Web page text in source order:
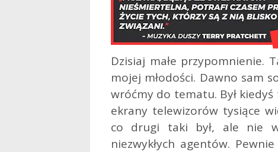
Dzisiaj małe przypomnienie.
mojej młodości. Dawno sam
wróćmy do tematu. Był
ekrany telewizorów tysiące
co drugi taki był, ale nie
niezwykłych agentów.